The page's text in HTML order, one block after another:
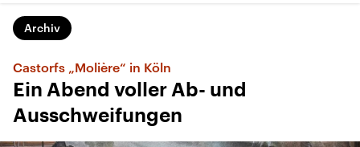
Archiv
Castorfs „Molière“ in Köln
Ein Abend voller Ab- und
Ausschweifungen